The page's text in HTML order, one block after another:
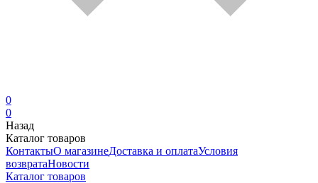
0
0
Назад
Каталог товаров
КонтактыО магазинеДоставка и оплатаУсловия
возвратаНовости
Каталог товаров